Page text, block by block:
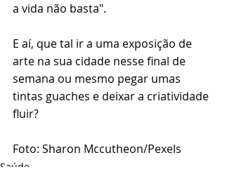
a vida não basta". ⠀⠀⠀⠀
E aí, que tal ir a uma exposição de
arte na sua cidade nesse final de
semana ou mesmo pegar umas
tintas guaches e deixar a criatividade
fluir?
Foto: Sharon Mccutheon/Pexels
Saúde